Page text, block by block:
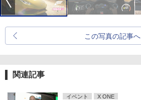
この写真の記事へ
関連記事
イベント X ONE